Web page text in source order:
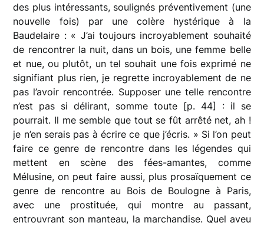
des plus intéressants, soulignés préventivement (une
nouvelle fois) par une colère hystérique à la
Baudelaire : « J’ai toujours incroyablement souhaité
de rencontrer la nuit, dans un bois, une femme belle
et nue, ou plutôt, un tel souhait une fois exprimé ne
signifiant plus rien, je regrette incroyablement de ne
pas l’avoir rencontrée. Supposer une telle rencontre
n’est pas si délirant, somme toute [p. 44] : il se
pourrait. Il me semble que tout se fût arrêté net, ah !
je n’en serais pas à écrire ce que j’écris. » Si l’on peut
faire ce genre de rencontre dans les légendes qui
mettent en scène des fées-amantes, comme
Mélusine, on peut faire aussi, plus prosaïquement ce
genre de rencontre au Bois de Boulogne à Paris,
avec une prostituée, qui montre au passant,
entrouvrant son manteau, la marchandise. Quel aveu